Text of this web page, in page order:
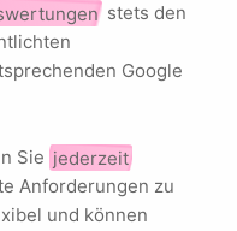
stets den
Google
Sie jederzeit
Anforderungen zu
und können